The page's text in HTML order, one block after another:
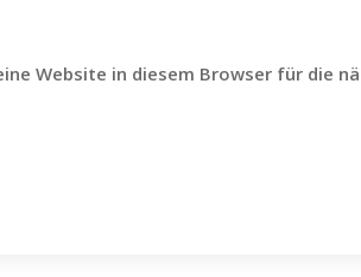
Website in diesem Browser für die